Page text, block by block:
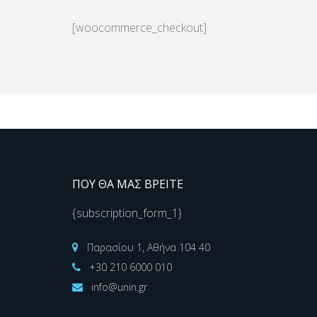
[woocommerce_checkout]
ΠΟΥ ΘΑ ΜΑΣ ΒΡΕΙΤΕ
{subscription_form_1}
Παρασίου 1, Αθήνα 104 40
+30 210 6000 010
info@unin.gr